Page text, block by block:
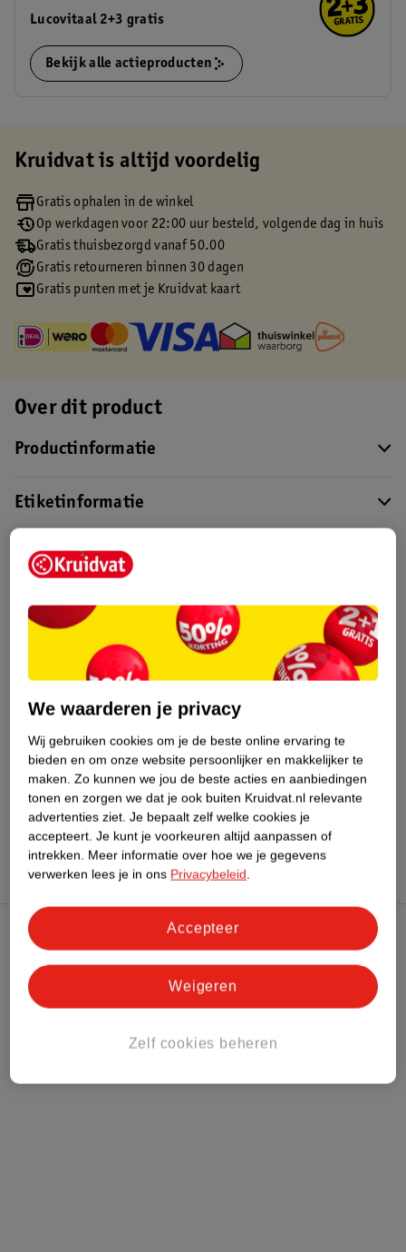
Lucovitaal 2+3 gratis
Bekijk alle actieproducten
Kruidvat is altijd voordelig
Gratis ophalen in de winkel
Op werkdagen voor 22:00 uur besteld, volgende dag in huis
Gratis thuisbezorgd vanaf 50.00
Gratis retourneren binnen 30 dagen
Gratis punten met je Kruidvat kaart
Over dit product
Productinformatie
Etiketinformatie
Nature Impact Score
Impact Score.
Meer informatie
Bestel & Bezorginformatie
Bekijk ook
Meer Lucovitaal Alle Beautysupplementen
Kruidvat Club
Klantenservice
We waarderen je privacy
Wij gebruiken cookies om je de beste online ervaring te
bieden en om onze website persoonlijker en makkelijker te
maken. Zo kunnen we jou de beste acties en aanbiedingen
tonen en zorgen we dat je ook buiten Kruidvat.nl relevante
advertenties ziet. Je bepaalt zelf welke cookies je
accepteert. Je kunt je voorkeuren altijd aanpassen of
intrekken. Meer informatie over hoe we je gegevens
verwerken lees je in ons Privacybeleid.
Zelf cookies beheren
Weigeren
Accepteer